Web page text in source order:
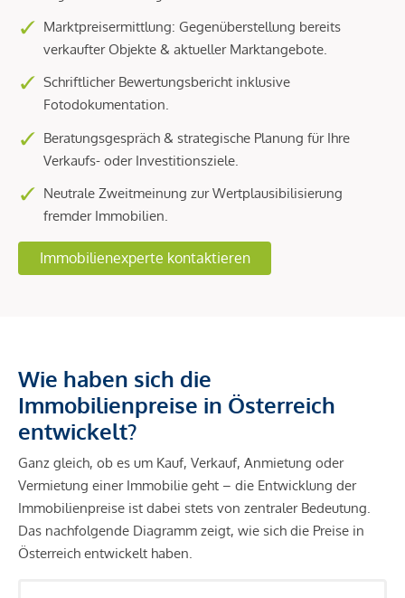
Marktpreisermittlung: Gegenüberstellung bereits
verkaufter Objekte & aktueller Marktangebote.
Schriftlicher Bewertungsbericht inklusive
Fotodokumentation.
Beratungsgespräch & strategische Planung für Ihre
Verkaufs- oder Investitionsziele.
Neutrale Zweitmeinung zur Wertplausibilisierung
fremder Immobilien.
Immobilienexperte kontaktieren
Wie haben sich die
Immobilienpreise in Österreich
entwickelt?
Ganz gleich, ob es um Kauf, Verkauf, Anmietung oder
Vermietung einer Immobilie geht – die Entwicklung der
Immobilienpreise ist dabei stets von zentraler Bedeutung.
Das nachfolgende Diagramm zeigt, wie sich die Preise in
Österreich entwickelt haben.